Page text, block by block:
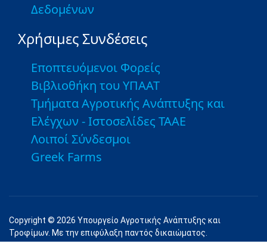
Δεδομένων
Χρήσιμες Συνδέσεις
Εποπτευόμενοι Φορείς
Βιβλιοθήκη του ΥΠΑΑΤ
Τμήματα Αγροτικής Ανάπτυξης και
Ελέγχων - Ιστοσελίδες ΤΑΑΕ
Λοιποί Σύνδεσμοι
Greek Farms
Copyright © 2026 Υπουργείο Αγροτικής Ανάπτυξης και
Τροφίμων. Με την επιφύλαξη παντός δικαιώματος.